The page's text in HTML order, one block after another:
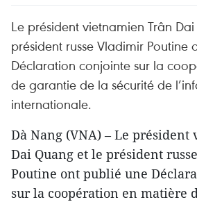
Le président vietnamien Trân
président russe Vladimir Poutine
Déclaration conjointe sur la
de garantie de la sécurité de
internationale.
Dà Nang (VNA) – Le
Dai Quang et le président
Poutine ont publié une
sur la coopération en matière